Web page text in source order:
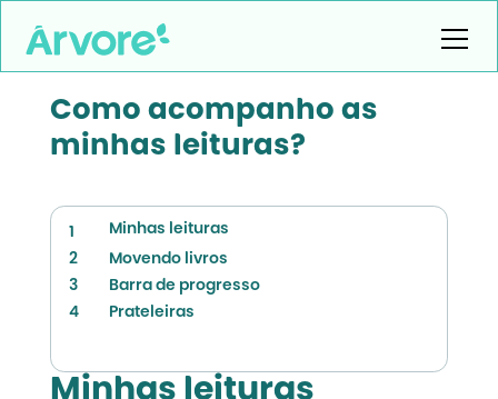
Como acompanho as
minhas leituras?
Minhas leituras
1
Minhas leituras
2
Movendo livros
3
Barra de progresso
4
Prateleiras